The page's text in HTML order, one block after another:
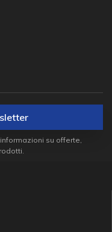
su offerte,